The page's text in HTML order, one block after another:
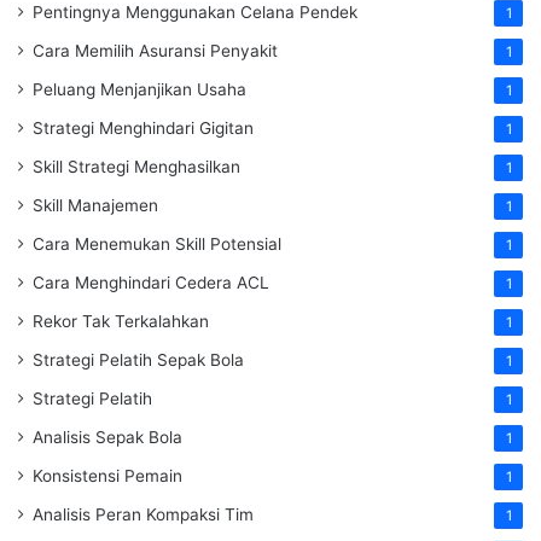
Pentingnya Menggunakan Celana Pendek 1
Cara Memilih Asuransi Penyakit 1
Peluang Menjanjikan Usaha 1
Strategi Menghindari Gigitan 1
Skill Strategi Menghasilkan 1
Skill Manajemen 1
Cara Menemukan Skill Potensial 1
Cara Menghindari Cedera ACL 1
Rekor Tak Terkalahkan 1
Strategi Pelatih Sepak Bola 1
Strategi Pelatih 1
Analisis Sepak Bola 1
Konsistensi Pemain 1
Analisis Peran Kompaksi Tim 1